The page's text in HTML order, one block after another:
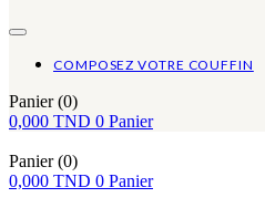
COMPOSEZ VOTRE COUFFIN
Panier (0)
0,000 TND 0 Panier
Panier (0)
0,000 TND 0 Panier